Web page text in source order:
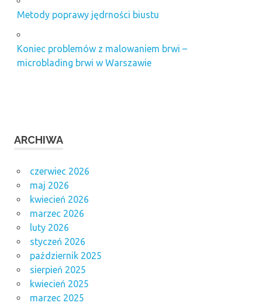
Metody poprawy jędrności biustu
Koniec problemów z malowaniem brwi –
microblading brwi w Warszawie
ARCHIWA
czerwiec 2026
maj 2026
kwiecień 2026
marzec 2026
luty 2026
styczeń 2026
październik 2025
sierpień 2025
kwiecień 2025
marzec 2025